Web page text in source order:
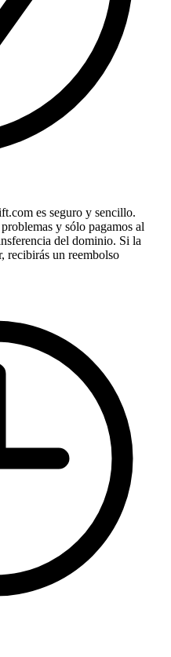
es seguro y sencillo.
y sólo pagamos al
del dominio. Si la
recibirás un reembolso